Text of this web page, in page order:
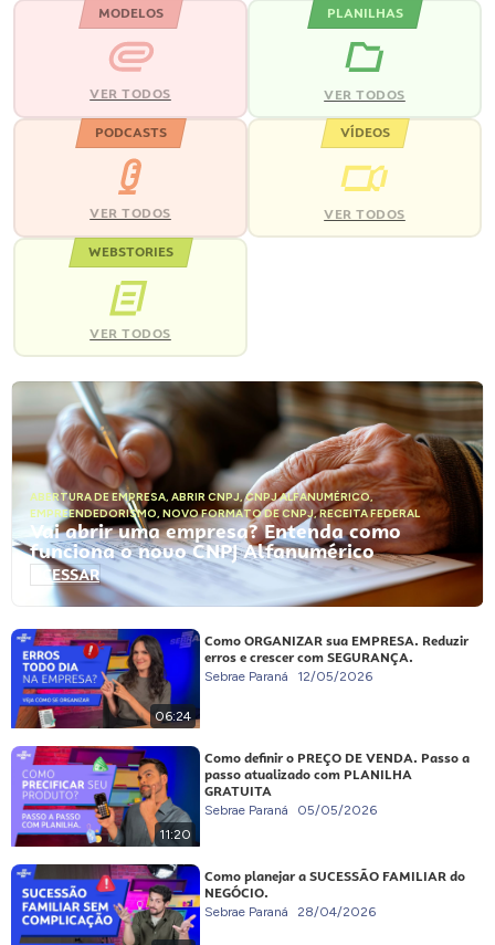
MODELOS
VER TODOS
PLANILHAS
VER TODOS
PODCASTS
VER TODOS
VÍDEOS
VER TODOS
WEBSTORIES
VER TODOS
ABERTURA DE EMPRESA, ABRIR CNPJ,CNPJ ALFANUMÉRICO,
EMPREENDEDORISMO, NOVO FORMATO DE CNPJ,RECEITA FEDERAL
Vai abrir uma empresa? Entenda como
funciona o novo CNPJ Alfanumérico
ACESSAR
06:24
Como ORGANIZAR sua EMPRESA. Reduzir
erros e crescer com SEGURANÇA.
Sebrae Paraná 12/05/2026
11:20
Como definir o PREÇO DE VENDA. Passo a
passo atualizado com PLANILHA
GRATUITA
Sebrae Paraná 05/05/2026
Como planejar a SUCESSÃO FAMILIAR do
NEGÓCIO.
Sebrae Paraná 28/04/2026